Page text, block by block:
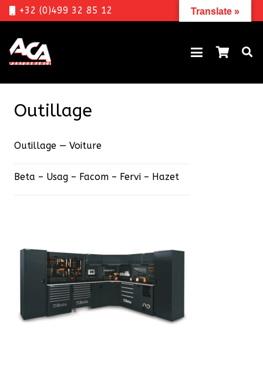
+32 (0)499 32 85 12
Outillage
Outillage — Voiture
Beta – Usag – Facom – Fervi – Hazet
Translate »